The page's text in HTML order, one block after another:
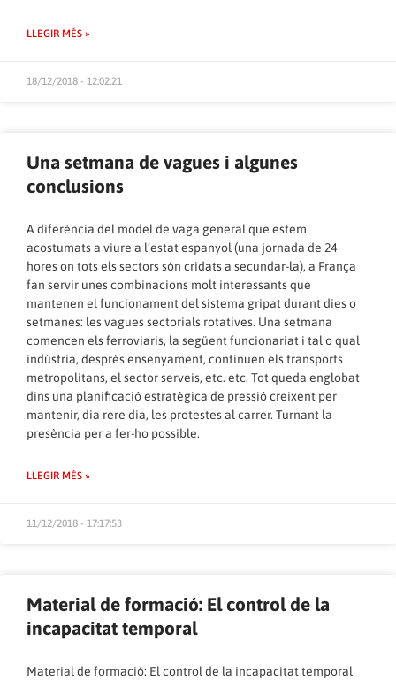
LLEGIR MÉS »
18/12/2018 - 12:02:21
Una setmana de vagues i algunes
conclusions
A diferència del model de vaga general que estem
acostumats a viure a l’estat espanyol (una jornada de 24
hores on tots els sectors són cridats a secundar-la), a França
fan servir unes combinacions molt interessants que
mantenen el funcionament del sistema gripat durant dies o
setmanes: les vagues sectorials rotatives. Una setmana
comencen els ferroviaris, la següent funcionariat i tal o qual
indústria, després ensenyament, continuen els transports
metropolitans, el sector serveis, etc. etc. Tot queda englobat
dins una planificació estratègica de pressió creixent per
mantenir, dia rere dia, les protestes al carrer. Turnant la
presència per a fer-ho possible.
LLEGIR MÉS »
11/12/2018 - 17:17:53
Material de formació: El control de la
incapacitat temporal
Material de formació: El control de la incapacitat temporal